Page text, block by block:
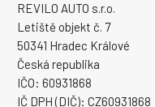
REVILO AUTO s.r.o.
Letiště objekt č. 7
50341 Hradec Králové
Česká republika
IČO: 60931868
IČ DPH (DIČ): CZ60931868